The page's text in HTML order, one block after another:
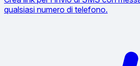
qualsiasi numero di telefono.